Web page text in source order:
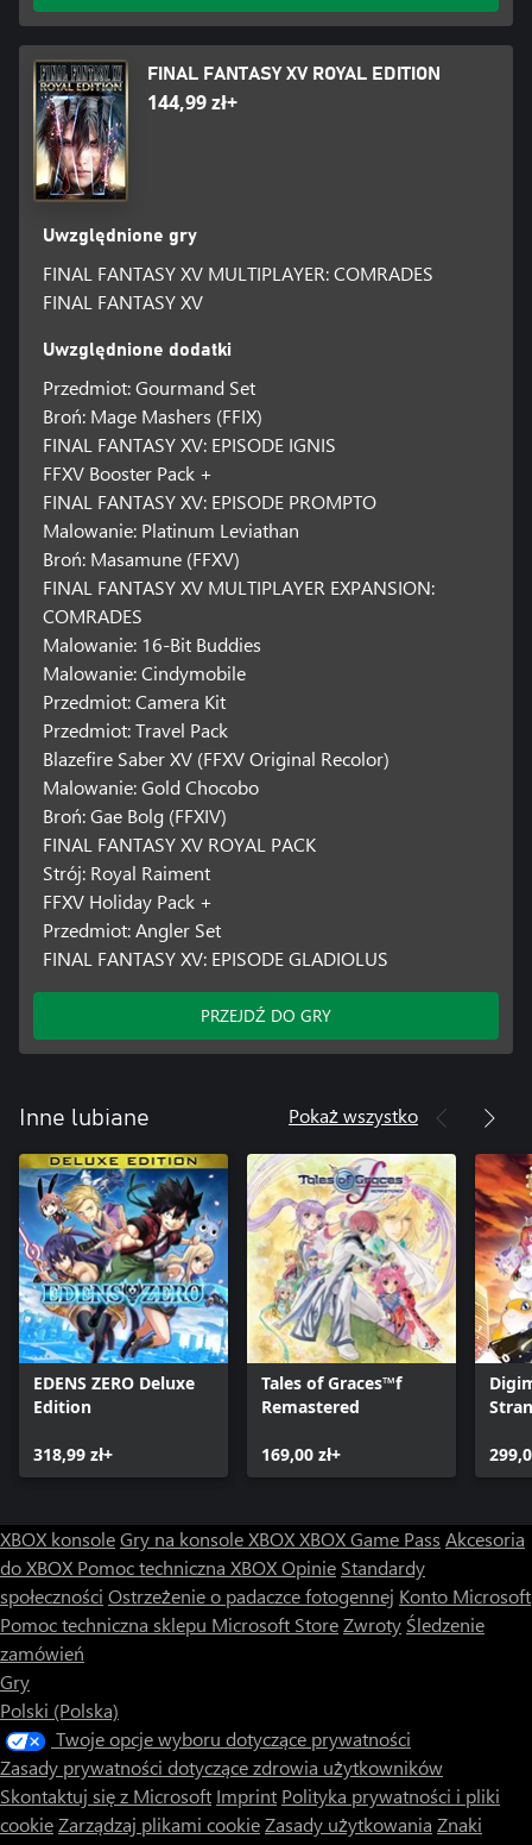
FINAL FANTASY XV ROYAL EDITION
144,99 zł+
Uwzględnione gry
FINAL FANTASY XV MULTIPLAYER: COMRADES
FINAL FANTASY XV
Uwzględnione dodatki
Przedmiot: Gourmand Set
Broń: Mage Mashers (FFIX)
FINAL FANTASY XV: EPISODE IGNIS
FFXV Booster Pack +
FINAL FANTASY XV: EPISODE PROMPTO
Malowanie: Platinum Leviathan
Broń: Masamune (FFXV)
FINAL FANTASY XV MULTIPLAYER EXPANSION:
COMRADES
Malowanie: 16-Bit Buddies
Malowanie: Cindymobile
Przedmiot: Camera Kit
Przedmiot: Travel Pack
Blazefire Saber XV (FFXV Original Recolor)
Malowanie: Gold Chocobo
Broń: Gae Bolg (FFXIV)
FINAL FANTASY XV ROYAL PACK
Strój: Royal Raiment
FFXV Holiday Pack +
Przedmiot: Angler Set
FINAL FANTASY XV: EPISODE GLADIOLUS
PRZEJDŹ DO GRY
Inne lubiane Pokaż wszystko
EDENS ZERO Deluxe
Edition
318,99 zł+
Tales of Graces™f
Remastered
169,00 zł+
XBOX konsoleGry na konsole XBOXXBOX Game Pass Akcesoria
do XBOX Pomoc techniczna XBOXOpinie Standardy
społeczności Ostrzeżenie o padaczce fotogennej Konto Microsoft
Pomoc techniczna sklepu Microsoft StoreZwroty Śledzenie
zamówień
Gry
Polski (Polska)
Twoje opcje wyboru dotyczące prywatności
Zasady prywatności dotyczące zdrowia użytkowników
Skontaktuj się z Microsoft Imprint Polityka prywatności i pliki
cookieZarządzaj plikami cookieZasady użytkowania Znaki